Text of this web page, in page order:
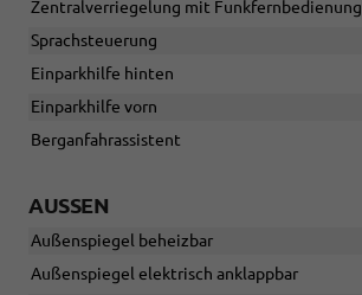
Zentralverriegelung mit Funkfernbedienung
Sprachsteuerung
Einparkhilfe hinten
Einparkhilfe vorn
Berganfahrassistent
AUSSEN
Außenspiegel beheizbar
Außenspiegel elektrisch anklappbar